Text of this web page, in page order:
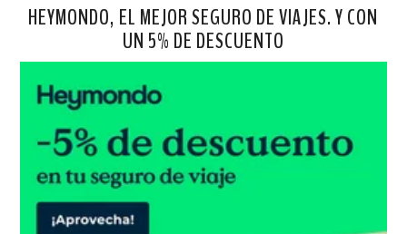
HEYMONDO, EL MEJOR SEGURO DE VIAJES. Y CON
UN 5% DE DESCUENTO